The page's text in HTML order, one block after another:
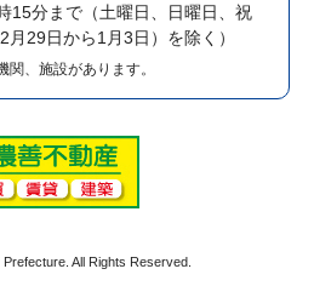
15分まで （土曜日、日曜日、祝
29日から1月3日）を除く）
、施設があります。
All Rights Reserved.